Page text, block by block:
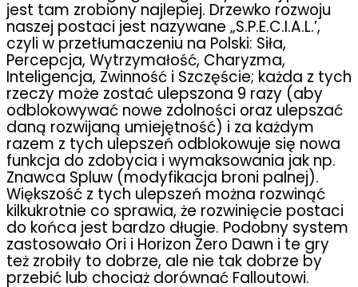
jest tam zrobiony najlepiej. Drzewko rozwoju
naszej postaci jest nazywane „S.P.E.C.I.A.L.’,
czyli w przetłumaczeniu na Polski: Siła,
Percepcja, Wytrzymałość, Charyzma,
Inteligencja, Zwinność i Szczęście; każda z tych
rzeczy może zostać ulepszona 9 razy (aby
odblokowywać nowe zdolności oraz ulepszać
daną rozwijaną umiejętność) i za każdym
razem z tych ulepszeń odblokowuje się nowa
funkcja do zdobycia i wymaksowania jak np.
Znawca Spluw (modyfikacja broni palnej).
Większość z tych ulepszeń można rozwinąć
kilkukrotnie co sprawia, że rozwinięcie postaci
do końca jest bardzo długie. Podobny system
zastosowało Ori i Horizon Zero Dawn i te gry
też zrobiły to dobrze, ale nie tak dobrze by
przebić lub chociaż dorównać Falloutowi.